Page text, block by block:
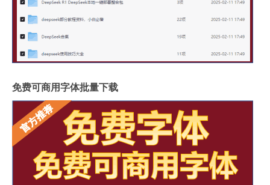
免费可商用字体批量下载